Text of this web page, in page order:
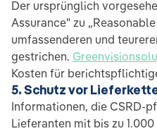
Der ursprünglich
Assurance" zu
umfassenderen und
gestrichen.
Kosten für
5. Schutz vor
Informationen, die CSRD-
Lieferanten mit bis zu